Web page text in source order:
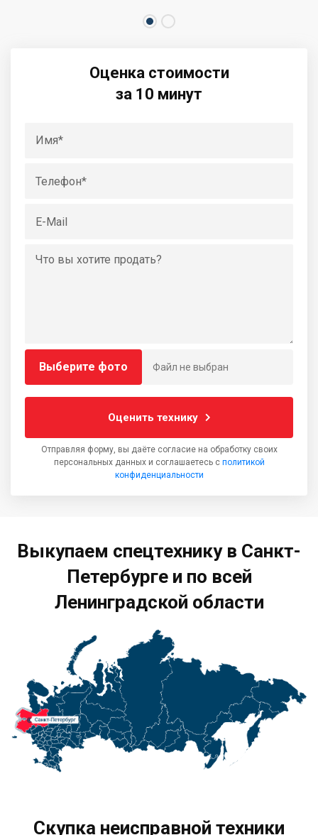
Оценка стоимости
за 10 минут
Выберите фото Файл не выбран
Оценить технику
Отправляя форму, вы даёте согласие на обработку своих
персональных данных и соглашаетесь с политикой
конфиденциальности
Выкупаем спецтехнику в Санкт-
Петербурге и по всей
Ленинградской области
Скупка неисправной техники